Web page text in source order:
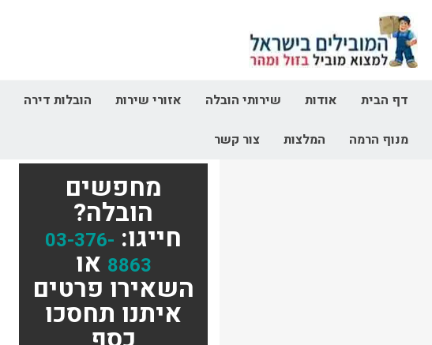
דף הבית אודות שירותי הובלה אזורי שירות הובלות דירה
מנוף הרמה המלצות צור קשר
מחפשים
הובלה?
חייגו: 03-376-
8863 או
השאירו פרטים
איתנו תחסכו